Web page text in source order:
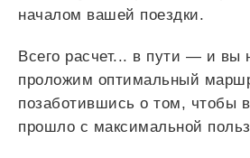
началом вашей поездки.
Всего расчет... в пути — и вы
проложим оптимальный
позаботившись о том, чтобы
прошло с максимальной